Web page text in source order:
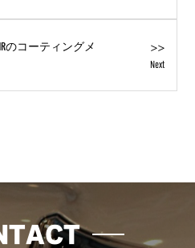
>>
Next
のコーティングメ